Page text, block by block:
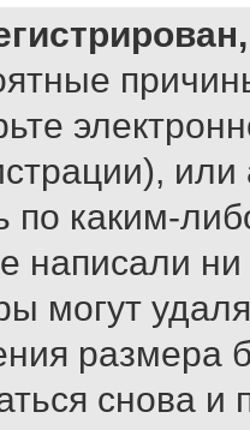
по каким-
написали
могут
размера
снова и